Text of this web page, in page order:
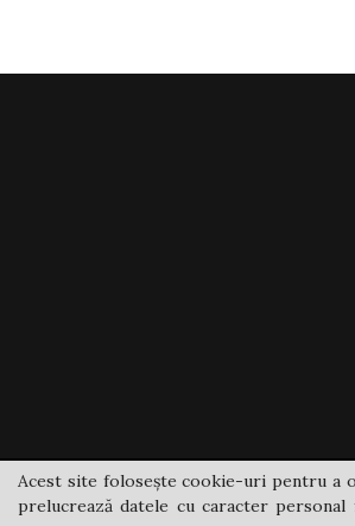
Acest site folosește cookie-uri pentru a
prelucrează datele cu caracter